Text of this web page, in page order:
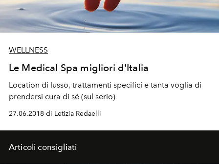
WELLNESS
Le Medical Spa migliori d'Italia
Location di lusso, trattamenti specifici e tanta voglia di
prendersi cura di sé (sul serio)
27.06.2018 di Letizia Redaelli
Articoli consigliati